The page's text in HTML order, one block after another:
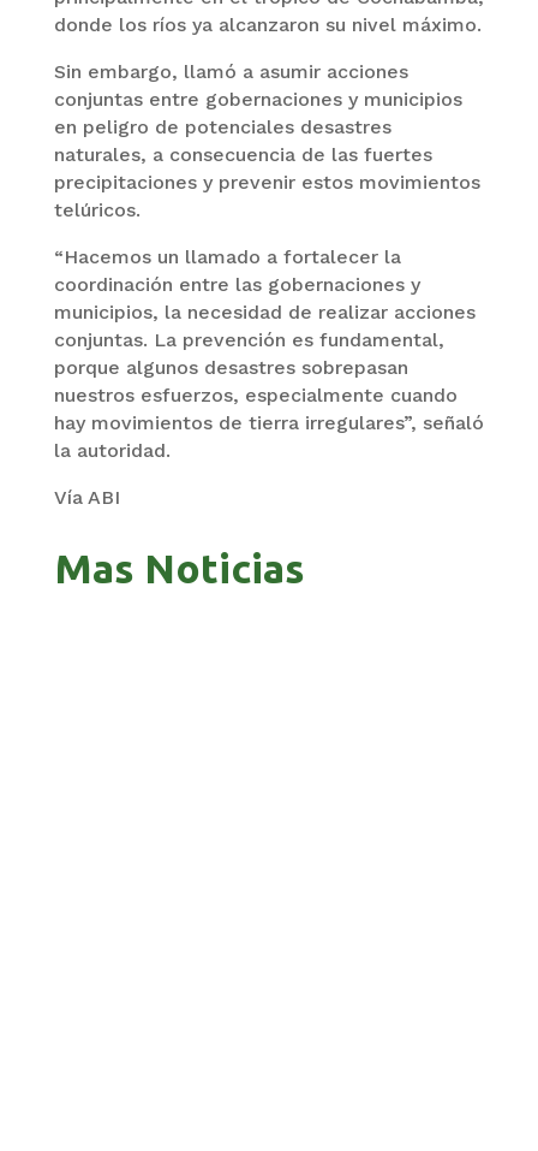
donde los ríos ya alcanzaron su nivel máximo.
Sin embargo, llamó a asumir acciones
conjuntas entre gobernaciones y municipios
en peligro de potenciales desastres
naturales, a consecuencia de las fuertes
precipitaciones y prevenir estos movimientos
telúricos.
“Hacemos un llamado a fortalecer la
coordinación entre las gobernaciones y
municipios, la necesidad de realizar acciones
conjuntas. La prevención es fundamental,
porque algunos desastres sobrepasan
nuestros esfuerzos, especialmente cuando
hay movimientos de tierra irregulares”, señaló
la autoridad.
Vía ABI
Mas Noticias